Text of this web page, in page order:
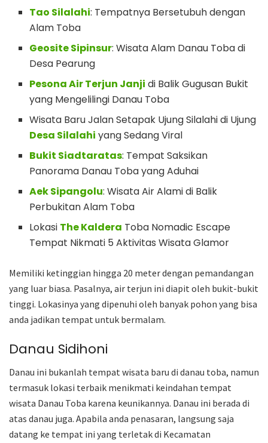
Tao Silalahi: Tempatnya Bersetubuh dengan
Alam Toba
Geosite Sipinsur: Wisata Alam Danau Toba di
Desa Pearung
Pesona Air Terjun Janji di Balik Gugusan Bukit
yang Mengelilingi Danau Toba
Wisata Baru Jalan Setapak Ujung Silalahi di Ujung
Desa Silalahi yang Sedang Viral
Bukit Siadtaratas: Tempat Saksikan
Panorama Danau Toba yang Aduhai
Aek Sipangolu: Wisata Air Alami di Balik
Perbukitan Alam Toba
Lokasi The Kaldera Toba Nomadic Escape
Tempat Nikmati 5 Aktivitas Wisata Glamor
Memiliki ketinggian hingga 20 meter dengan pemandangan
yang luar biasa. Pasalnya, air terjun ini diapit oleh bukit-bukit
tinggi. Lokasinya yang dipenuhi oleh banyak pohon yang bisa
anda jadikan tempat untuk bermalam.
Danau Sidihoni
Danau ini bukanlah tempat wisata baru di danau toba, namun
termasuk lokasi terbaik menikmati keindahan tempat
wisata Danau Toba karena keunikannya. Danau ini berada di
atas danau juga. Apabila anda penasaran, langsung saja
datang ke tempat ini yang terletak di Kecamatan